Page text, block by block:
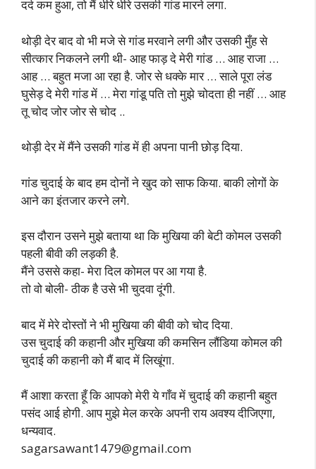
दर्द कम हुआ, तो मैं धीरे धीरे उसकी गांड मारने लगा.
थोड़ी देर बाद वो भी मजे से गांड मरवाने लगी और उसकी मुँह से
सीत्कार निकलने लगी थी- आह फाड़ दे मेरी गांड … आह राजा …
आह … बहुत मजा आ रहा है. जोर से धक्के मार … साले पूरा लंड
घुसेड़ दे मेरी गांड में … मेरा गांडू पति तो मुझे चोदता ही नहीं … आह
तू चोद जोर जोर से चोद ..
थोड़ी देर में मैंने उसकी गांड में ही अपना पानी छोड़ दिया.
गांड चुदाई के बाद हम दोनों ने खुद को साफ किया. बाकी लोगों के
आने का इंतजार करने लगे.
इस दौरान उसने मुझे बताया था कि मुखिया की बेटी कोमल उसकी
पहली बीवी की लड़की है.
मैंने उससे कहा- मेरा दिल कोमल पर आ गया है.
तो वो बोली- ठीक है उसे भी चुदवा दूंगी.
बाद में मेरे दोस्तों ने भी मुखिया की बीवी को चोद दिया.
उस चुदाई की कहानी और मुखिया की कमसिन लौंडिया कोमल की
चुदाई की कहानी को मैं बाद में लिखूंगा.
मैं आशा करता हूँ कि आपको मेरी ये गाँव में चुदाई की कहानी बहुत
पसंद आई होगी. आप मुझे मेल करके अपनी राय अवश्य दीजिएगा,
धन्यवाद.
sagarsawant1479@gmail.com